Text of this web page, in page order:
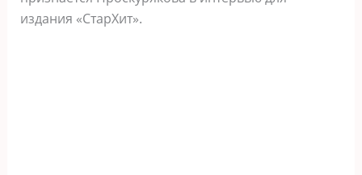
издания «СтарХит».